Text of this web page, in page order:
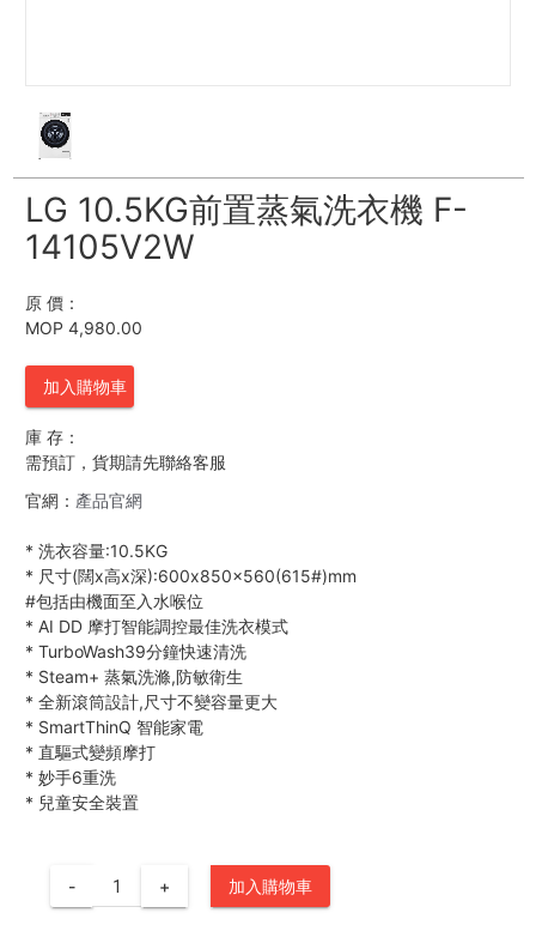
LG 10.5KG前置蒸氣洗衣機 F-
14105V2W
原 價：
MOP 4,980.00
加入購物車
庫 存：
需預訂，貨期請先聯絡客服
官網： 產品官網
* 洗衣容量:10.5KG
* 尺寸(闊x高x深):600x850x560(615#)mm
#包括由機面至入水喉位
* AI DD 摩打智能調控最佳洗衣模式
* TurboWash39分鐘快速清洗
* Steam+ 蒸氣洗滌,防敏衛生
* 全新滾筒設計,尺寸不變容量更大
* SmartThinQ 智能家電
* 直驅式變頻摩打
* 妙手6重洗
* 兒童安全裝置
- + 加入購物車